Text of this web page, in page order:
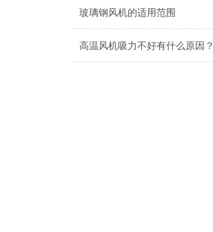
玻璃钢风机的适用范围
高温风机吸力不好有什么原因？